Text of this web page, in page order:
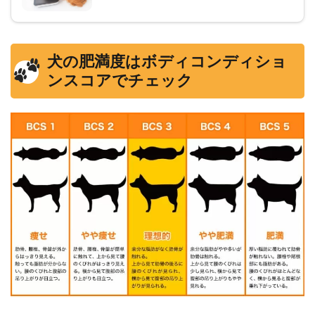
犬の肥満度はボディコンディショ
ンスコアでチェック